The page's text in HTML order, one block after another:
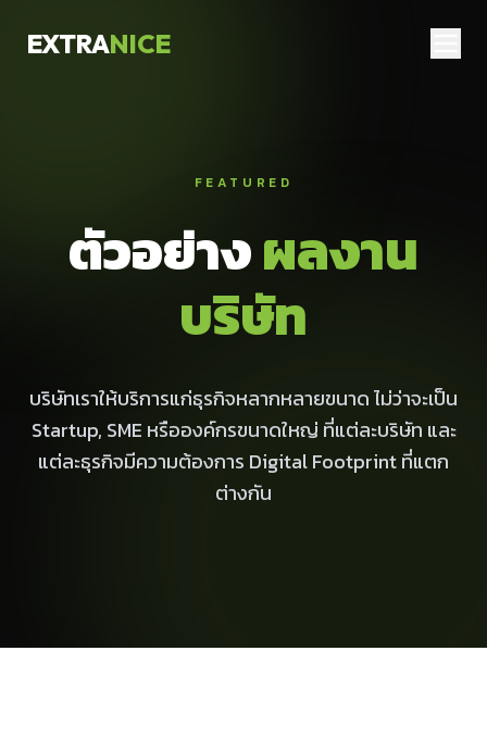
EXTRANICE
FEATURED
ตัวอย่าง ผลงาน
บริษัท
บริษัทเราให้บริการแก่ธุรกิจหลากหลายขนาด ไม่ว่าจะเป็น
Startup, SME หรือองค์กรขนาดใหญ่ ที่แต่ละบริษัท และ
แต่ละธุรกิจมีความต้องการ Digital Footprint ที่แตก
ต่างกัน